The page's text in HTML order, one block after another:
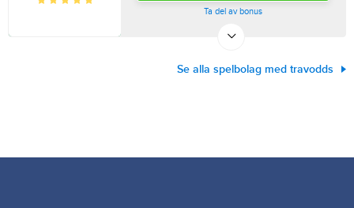
Ta del av bonus
Se alla spelbolag med travodds